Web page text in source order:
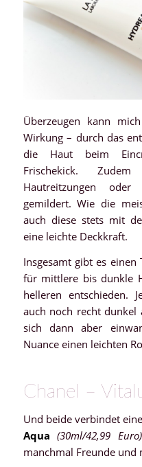
Überzeugen kann
Wirkung – durch das
die Haut beim
Frischekick.
Hautreitzungen
gemildert. Wie die
auch diese stets mit
eine leichte Deckkraft.
Insgesamt gibt es
für mittlere bis dunkle
helleren entschieden.
auch noch recht dunkel
sich dann aber
Nuance einen leichten
Chanel –
Und beide verbindet
Aqua (30ml/42,99 Euro)
manchmal Freunde und